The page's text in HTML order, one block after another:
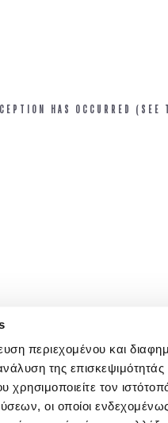
περιεχομένου και
της
τον
οι οποίοι
HAS OCCURRED (SEE